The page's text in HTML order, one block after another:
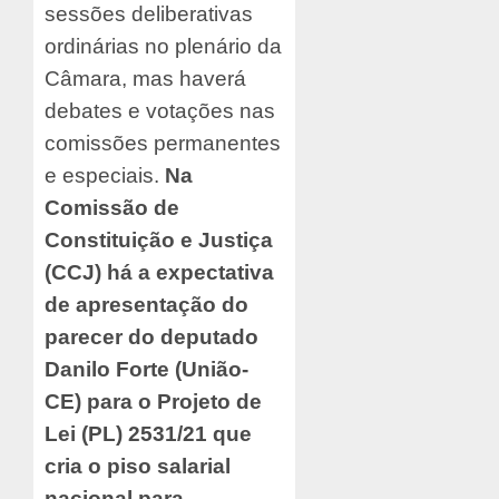
sessões deliberativas
ordinárias no plenário da
Câmara, mas haverá
debates e votações nas
comissões permanentes
e especiais. Na
Comissão de
Constituição e Justiça
(CCJ) há a expectativa
de apresentação do
parecer do deputado
Danilo Forte (União-
CE) para o Projeto de
Lei (PL) 2531/21 que
cria o piso salarial